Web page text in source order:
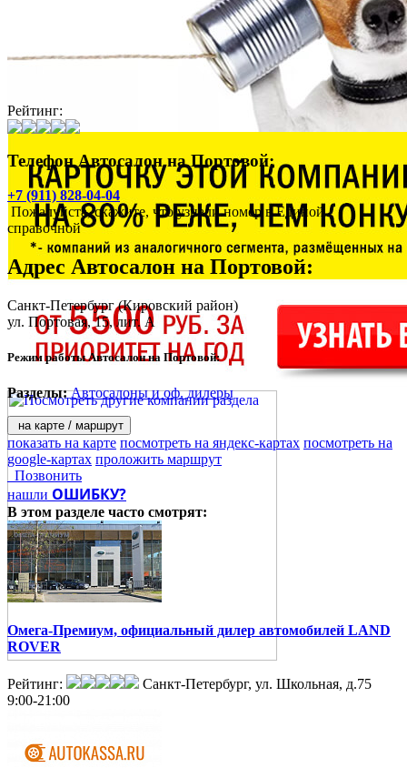
Рейтинг:
Телефон Автосалон на Портовой:
+7 (911) 828-04-04
Пожалуйста, скажите, что узнали номер в Единой
справочной
Адрес Автосалон на Портовой:
Санкт-Петербург(Кировский район)
ул. Портовая, 15, лит. А
Режим работы Автосалон на Портовой:
Разделы: Автосалоны и оф. дилеры
на карте / маршрут
показать на карте посмотреть на яндекс-картах посмотреть на
google-картах проложить маршрут
Позвонить
нашли ОШИБКУ?
В этом разделе часто смотрят:
Омега-Премиум, официальный дилер автомобилей LAND
ROVER
Рейтинг:
Санкт-Петербург, ул. Школьная, д.75
9:00-21:00